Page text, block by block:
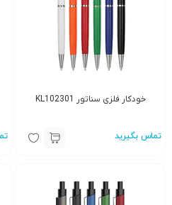
خودکار فلزی سناتور KL102301
تماس بگیرید